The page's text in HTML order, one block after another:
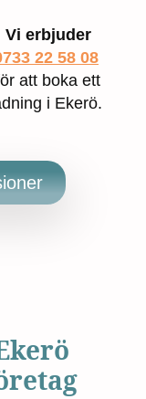
Vi erbjuder
22 58 08
att boka ett
i Ekerö.